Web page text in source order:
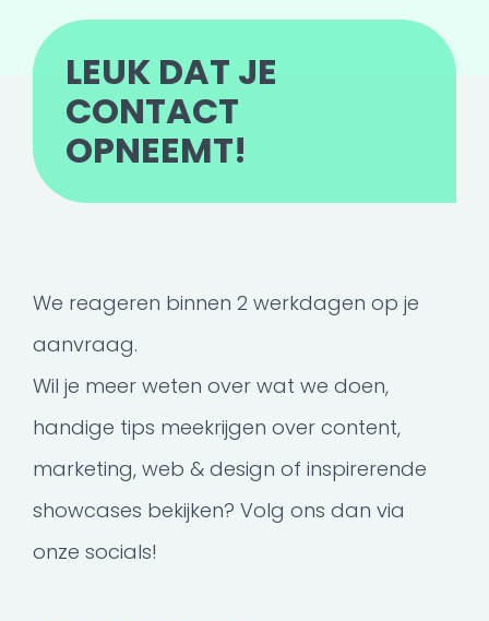
LEUK DAT JE
CONTACT
OPNEEMT!
We reageren binnen 2 werkdagen op je
aanvraag.
Wil je meer weten over wat we doen,
handige tips meekrijgen over content,
marketing, web & design of inspirerende
showcases bekijken? Volg ons dan via
onze socials!